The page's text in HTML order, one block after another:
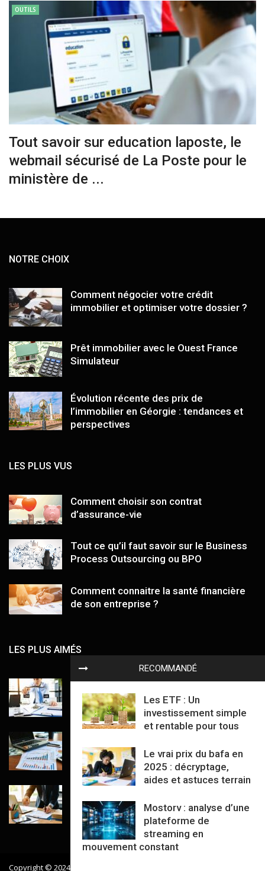
RECOMMANDÉ
Les ETF : Un
investissement simple
et rentable pour tous
Le vrai prix du bafa en
2025 : décryptage,
aides et astuces terrain
Mostorv : analyse d’une
plateforme de
streaming en
mouvement constant
OUTILS
Tout savoir sur education laposte, le
webmail sécurisé de La Poste pour le
ministère de ...
NOTRE CHOIX
Comment négocier votre crédit
immobilier et optimiser votre dossier ?
Prêt immobilier avec le Ouest France
Simulateur
Évolution récente des prix de
l’immobilier en Géorgie : tendances et
perspectives
LES PLUS VUS
Comment choisir son contrat
d’assurance-vie
Tout ce qu’il faut savoir sur le Business
Process Outsourcing ou BPO
Comment connaitre la santé financière
de son entreprise ?
LES PLUS AIMÉS
Embaucher en cdd ou cdi : comment
décider sans se tromper
calcul et exemples concrets
fermer sereinement sa société
Copyright © 2024 TIH Business. Tous Droits Réservés.